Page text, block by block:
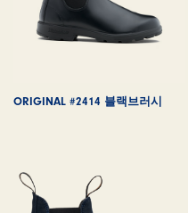
ORIGINAL #2414 블랙브러시